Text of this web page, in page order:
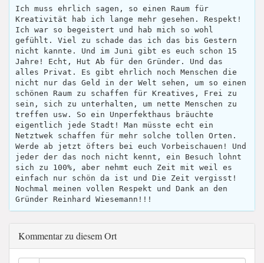
Ich muss ehrlich sagen, so einen Raum für
Kreativität hab ich lange mehr gesehen. Respekt!
Ich war so begeistert und hab mich so wohl
gefühlt. Viel zu schade das ich das bis Gestern
nicht kannte. Und im Juni gibt es euch schon 15
Jahre! Echt, Hut Ab für den Gründer. Und das
alles Privat. Es gibt ehrlich noch Menschen die
nicht nur das Geld in der Welt sehen, um so einen
schönen Raum zu schaffen für Kreatives, Frei zu
sein, sich zu unterhalten, um nette Menschen zu
treffen usw. So ein Unperfekthaus bräuchte
eigentlich jede Stadt! Man müsste echt ein
Netztwek schaffen für mehr solche tollen Orten.
Werde ab jetzt öfters bei euch Vorbeischauen! Und
jeder der das noch nicht kennt, ein Besuch lohnt
sich zu 100%, aber nehmt euch Zeit mit weil es
einfach nur schön da ist und Die Zeit vergisst!
Nochmal meinen vollen Respekt und Dank an den
Gründer Reinhard Wiesemann!!!
Kommentar zu diesem Ort